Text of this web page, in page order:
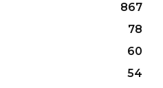
867
78
60
54